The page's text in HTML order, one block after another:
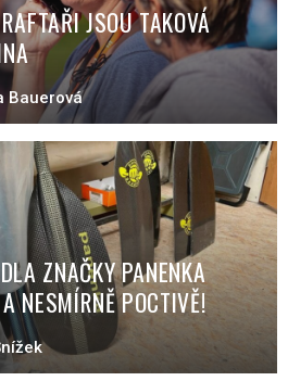
JSOU TAKOVÁ
Bauerová
ZNAČKY PANENKA
NESMÍRNĚ POCTIVĚ!